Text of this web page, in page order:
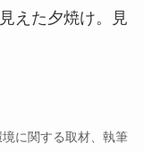
えた夕焼け。見
に関する取材、執筆